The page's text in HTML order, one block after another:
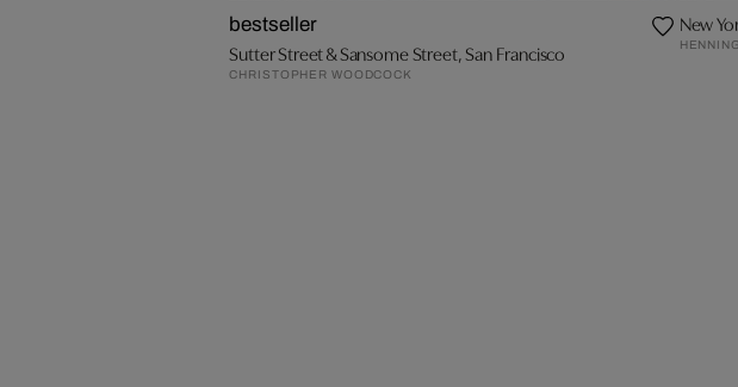
bestseller
Sutter Street & Sansome Street, San Francisco
CHRISTOPHER WOODCOCK
New